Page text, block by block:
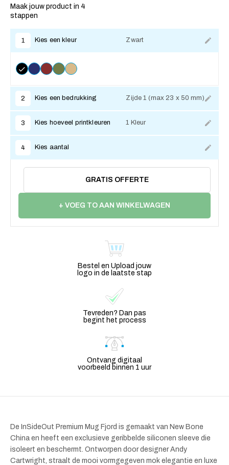
Maak jouw product in 4
stappen
1 Kies een kleur Zwart
2 Kies een bedrukking Zijde 1 (max 23 x 50 mm)
3 Kies hoeveel printkleuren 1 Kleur
4 Kies aantal
GRATIS OFFERTE
+ VOEG TO AAN WINKELWAGEN
Bestel en Upload jouw
logo in de laatste stap
Tevreden? Dan pas
begint het process
Ontvang digitaal
voorbeeld binnen 1 uur
De InSideOut Premium Mug Fjord is gemaakt van New Bone
China en heeft een exclusieve geribbelde siliconen sleeve die
isoleert en beschermt. Ontworpen door designer Andy
Cartwright, straalt de mooi vormgegeven mok elegantie en luxe